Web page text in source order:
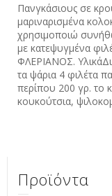
Πανγκάσιους σε
μαριναρισμένα
χρησιμοποιώ
με κατεψυγμένα
ΦΛΕΡΙΑΝΟΣ.
τα ψάρια 4 φιλέτα
περίπου 200 γρ. το
κουκούτσια,
Προϊόντα